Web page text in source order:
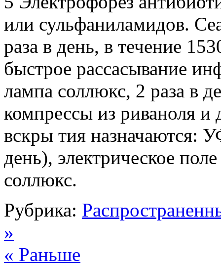
или сульфаниламидов.
раза в день, в течение
быстрое рассасывание
лампа соллюкс, 2 раза в
компрессы из риваноля
вскры тия назначаются:
день), электрическое
соллюкс.
Рубрика:
»
« Раньше